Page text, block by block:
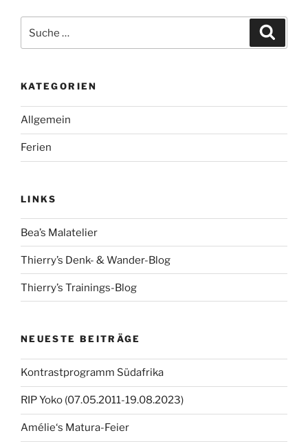
nach:
KATEGORIEN
Allgemein
Ferien
LINKS
Bea’s Malatelier
Thierry’s Denk- & Wander-Blog
Thierry’s Trainings-Blog
NEUESTE BEITRÄGE
Kontrastprogramm Südafrika
RIP Yoko (07.05.2011-19.08.2023)
Amélie‘s Matura-Feier